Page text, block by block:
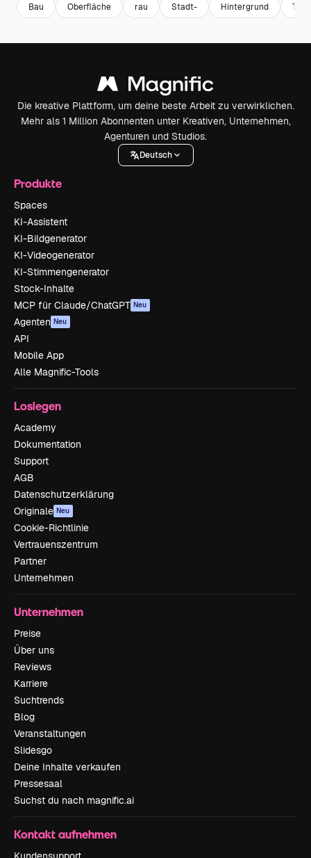
Bau Oberfläche rau Stadt- Hintergrund
Die kreative Plattform, um deine beste Arbeit zu verwirklichen.
Mehr als 1 Million Abonnenten unter Kreativen, Unternehmen,
Agenturen und Studios.
Deutsch
Produkte
Spaces
KI-Assistent
KI-Bildgenerator
KI-Videogenerator
KI-Stimmengenerator
Stock-Inhalte
MCP für Claude/ChatGPT Neu
Agenten Neu
API
Mobile App
Alle Magnific-Tools
Loslegen
Academy
Dokumentation
Support
AGB
Datenschutzerklärung
Originale Neu
Cookie-Richtlinie
Vertrauenszentrum
Partner
Unternehmen
Unternehmen
Preise
Über uns
Reviews
Karriere
Suchtrends
Blog
Veranstaltungen
Slidesgo
Deine Inhalte verkaufen
Pressesaal
Suchst du nach magnific.ai
Kontakt aufnehmen